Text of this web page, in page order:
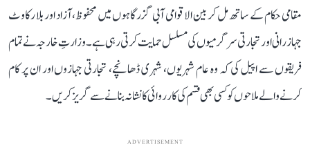
مقامی حکام کے ساتھ مل کر بین الاقوامی آبی گزرگاہوں میں محفوظ، آزاد اور بلا رکاوٹ
جہاز رانی اور تجارتی سرگرمیوں کی مسلسل حمایت کرتی رہی ہے۔ وزارتِ خارجہ نے تمام
فریقوں سے اپیل کی کہ وہ عام شہریوں، شہری ڈھانچے، تجارتی جہازوں اور ان پر کام
کرنے والے ملاحوں کو کسی بھی قسم کی کارروائی کا نشانہ بنانے سے گریز کریں۔
ADVERTISEMENT